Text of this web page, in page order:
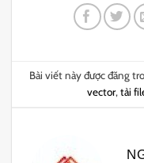
Bài viết này được đăng
vector, tải